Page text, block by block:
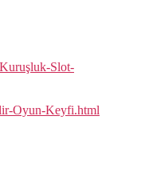
Slot-
Oyun-Keyfi.html